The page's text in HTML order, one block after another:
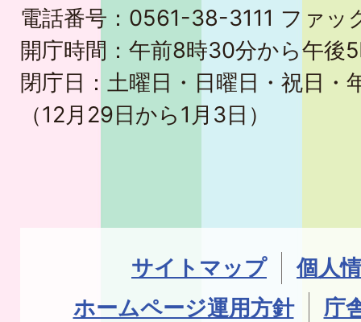
電話番号：0561-38-3111 ファ
開庁時間：午前8時30分から午後
閉庁日：土曜日・日曜日・祝日・
（12月29日から1月3日）
サイトマップ
個人
ホームページ運用方針
庁